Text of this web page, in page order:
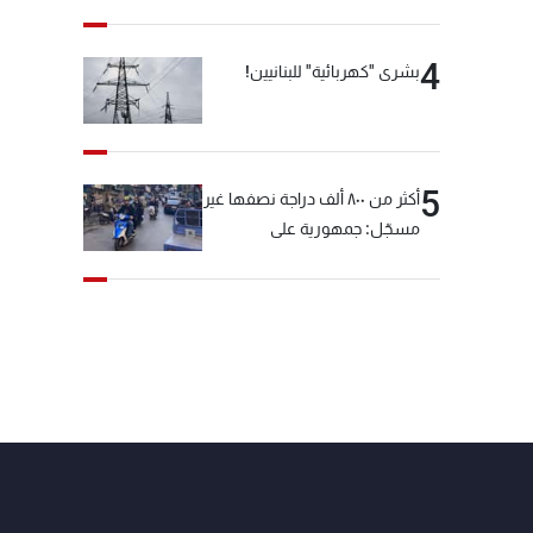
4بشرى "كهربائية" للبنانيين!
5
أكثر من ٨٠٠ ألف دراجة نصفها غير
مسجّل: جمهورية على